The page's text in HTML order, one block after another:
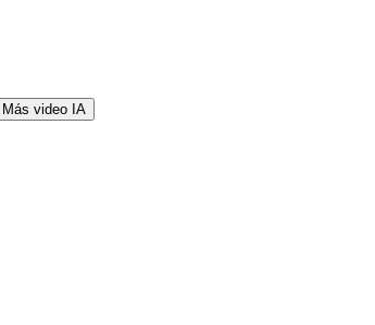
Más video IA